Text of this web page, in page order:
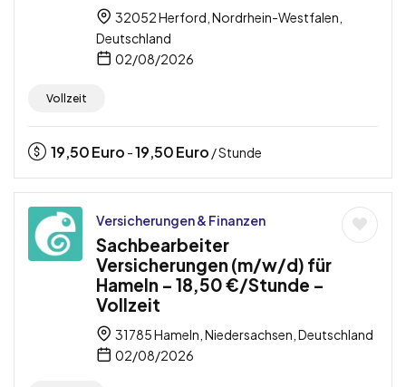
32052 Herford, Nordrhein-Westfalen,
Deutschland
02/08/2026
Vollzeit
19,50Euro -19,50Euro / Stunde
Versicherungen & Finanzen
Sachbearbeiter
Versicherungen (m/w/d) für
Hameln – 18,50 €/Stunde –
Vollzeit
31785 Hameln, Niedersachsen, Deutschland
02/08/2026